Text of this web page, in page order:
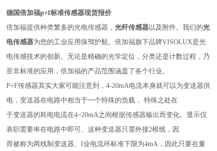
德国倍加福p+f标准传感器现货报价
倍加福提供种类繁多的光电传感器，光纤传感器以及附件。我们的光
电传感器为您的工业应用保驾护航。倍加福旗下品牌VISOLUX是光
电传感技术的创新。无论是精确的光学定位，分类还是计数过程，乃
至非标准的应用，倍加福的产品范围涵盖了各个行业。
P+F传感器其实大家可能注意到，4-20mA电流本身就可以为变送器供
电，变送器在电路中相当于一个特殊的负载， 特殊之处在
于变送器的耗电电流在4~20mA之间根据传感器输出而变化。显示仪
表职需要串在电路中即可。这种变送器只需外接2根线，因
而被称为两线制变送器。I业电流环标准下限为4mA，因此只要在量